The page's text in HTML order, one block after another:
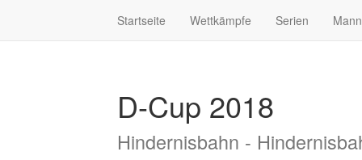
Startseite Wettkämpfe Serien
D-Cup 2018
Hindernisbahn -